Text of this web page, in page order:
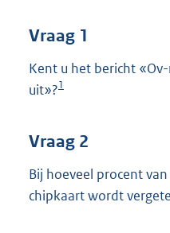
Vraag 1
Kent u het bericht
uit»?1
Vraag 2
Bij hoeveel procent
chipkaart wordt